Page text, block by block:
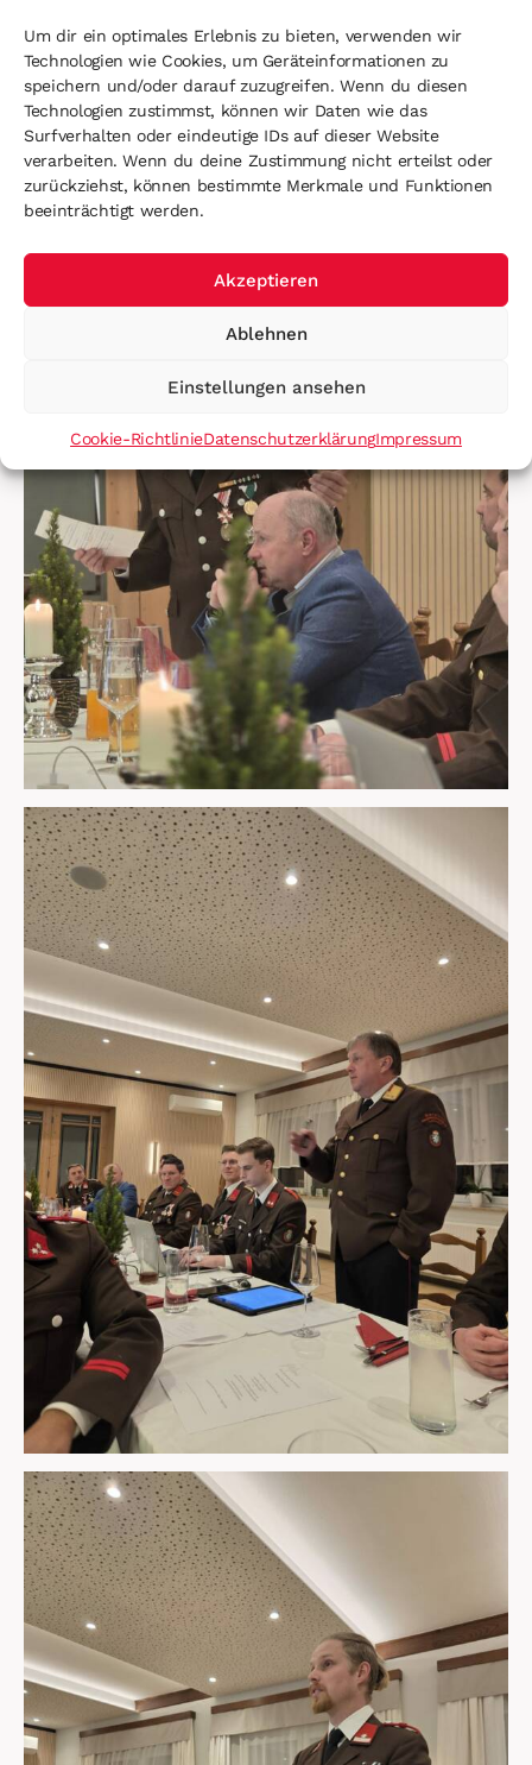
Um dir ein optimales Erlebnis zu bieten, verwenden wir
Technologien wie Cookies, um Geräteinformationen zu
speichern und/oder darauf zuzugreifen. Wenn du diesen
Technologien zustimmst, können wir Daten wie das
Surfverhalten oder eindeutige IDs auf dieser Website
verarbeiten. Wenn du deine Zustimmung nicht erteilst oder
zurückziehst, können bestimmte Merkmale und Funktionen
beeinträchtigt werden.
Akzeptieren
Ablehnen
Einstellungen ansehen
Cookie-RichtlinieDatenschutzerklärungImpressum